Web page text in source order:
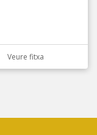
Veure fitxa